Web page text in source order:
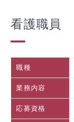
看護職員
職種
業務内容
応募資格